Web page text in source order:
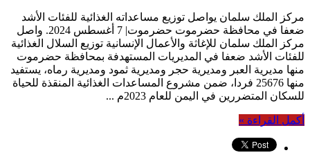
مركز الملك سلمان يواصل توزيع مساعداته الغذائية للفئات الأشد
ضعفا في محافظة حضرموت حضرموت| 7 أغسطس 2024. واصل
مركز الملك سلمان للإغاثة والأعمال الإنسانية توزيع السلال الغذائية
للفئات الأشد ضعفا في المديريات المستهدفة بمحافظة حضرموت
منها مديرية العبر ومديرية حجر ومديرية ثمود ومديرية رماه، يستفيد
منها 25676 فردا، ضمن مشروع المساعدات الغذائية المنقذة للحياة
للسكان المتضررين في اليمن للعام 2023م ...
أكمل القراءة »